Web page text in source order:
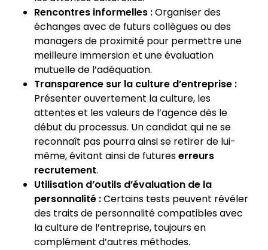
Rencontres informelles :Organiser des
échanges avec de futurs collègues ou des
managers de proximité pour permettre une
meilleure immersion et une évaluation
mutuelle de l’adéquation.
Transparence sur la culture d’entreprise :
Présenter ouvertement la culture, les
attentes et les valeurs de l’agence dès le
début du processus. Un candidat qui ne se
reconnaît pas pourra ainsi se retirer de lui-
même, évitant ainsi de futureserreurs
recrutement.
Utilisation d’outils d’évaluation de la
personnalité :Certains tests peuvent révéler
des traits de personnalité compatibles avec
la culture de l’entreprise, toujours en
complément d’autres méthodes.